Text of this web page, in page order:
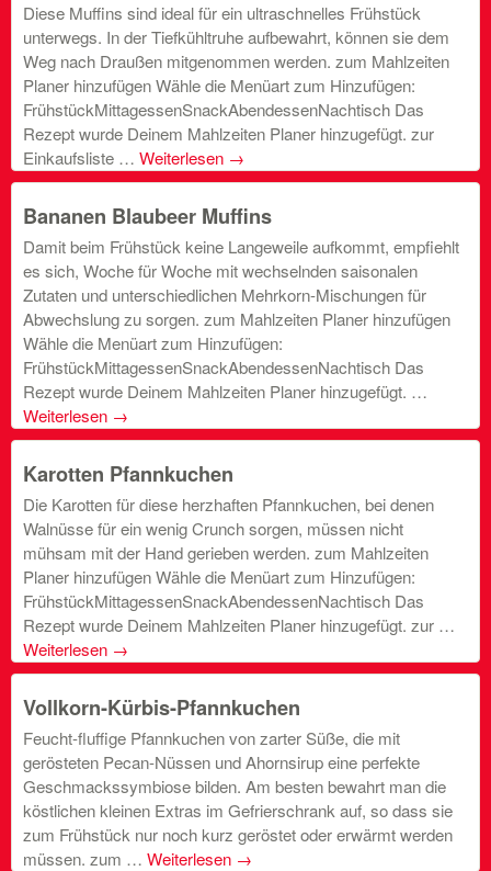
Diese Muffins sind ideal für ein ultraschnelles Frühstück
unterwegs. In der Tiefkühltruhe aufbewahrt, können sie dem
Weg nach Draußen mitgenommen werden. zum Mahlzeiten
Planer hinzufügen Wähle die Menüart zum Hinzufügen:
FrühstückMittagessenSnackAbendessenNachtisch Das
Rezept wurde Deinem Mahlzeiten Planer hinzugefügt. zur
Einkaufsliste … Weiterlesen →
Bananen Blaubeer Muffins
Damit beim Frühstück keine Langeweile aufkommt, empfiehlt
es sich, Woche für Woche mit wechselnden saisonalen
Zutaten und unterschiedlichen Mehrkorn-Mischungen für
Abwechslung zu sorgen. zum Mahlzeiten Planer hinzufügen
Wähle die Menüart zum Hinzufügen:
FrühstückMittagessenSnackAbendessenNachtisch Das
Rezept wurde Deinem Mahlzeiten Planer hinzugefügt. …
Weiterlesen →
Karotten Pfannkuchen
Die Karotten für diese herzhaften Pfannkuchen, bei denen
Walnüsse für ein wenig Crunch sorgen, müssen nicht
mühsam mit der Hand gerieben werden. zum Mahlzeiten
Planer hinzufügen Wähle die Menüart zum Hinzufügen:
FrühstückMittagessenSnackAbendessenNachtisch Das
Rezept wurde Deinem Mahlzeiten Planer hinzugefügt. zur …
Weiterlesen →
Vollkorn-Kürbis-Pfannkuchen
Feucht-fluffige Pfannkuchen von zarter Süße, die mit
gerösteten Pecan-Nüssen und Ahornsirup eine perfekte
Geschmackssymbiose bilden. Am besten bewahrt man die
köstlichen kleinen Extras im Gefrierschrank auf, so dass sie
zum Frühstück nur noch kurz geröstet oder erwärmt werden
müssen. zum … Weiterlesen →